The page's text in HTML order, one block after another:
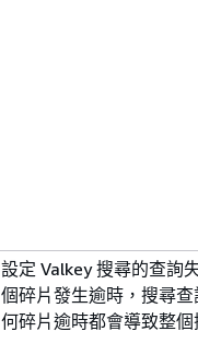
設定 Valkey 搜尋的查詢
個碎片發生逾時，搜尋
何碎片逾時都會導致整